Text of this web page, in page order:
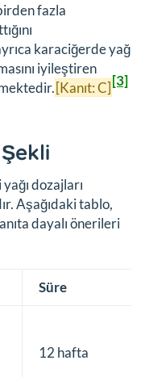
fazla
karaciğerde yağ
iyileştiren
[Kanıt: C][3]
dozajları
Aşağıdaki tablo,
dayalı önerileri
Süre
12 hafta